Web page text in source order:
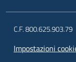
C.F. 800.625.903.79
Impostazioni